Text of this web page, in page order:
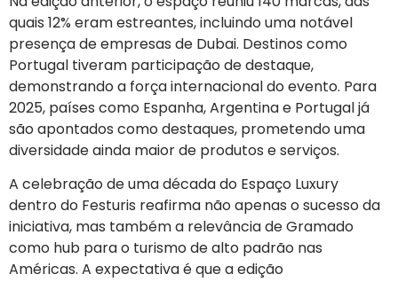
quais 12% eram estreantes, incluindo uma notável
presença de empresas de Dubai. Destinos como
Portugal tiveram participação de destaque,
demonstrando a força internacional do evento. Para
2025, países como Espanha, Argentina e Portugal já
são apontados como destaques, prometendo uma
diversidade ainda maior de produtos e serviços.
A celebração de uma década do Espaço Luxury
dentro do Festuris reafirma não apenas o sucesso da
iniciativa, mas também a relevância de Gramado
como hub para o turismo de alto padrão nas
Américas. A expectativa é que a edição